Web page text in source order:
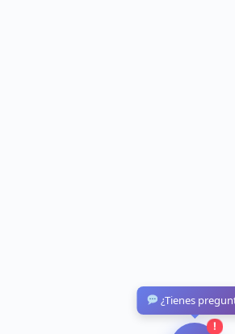
!
¿Tienes